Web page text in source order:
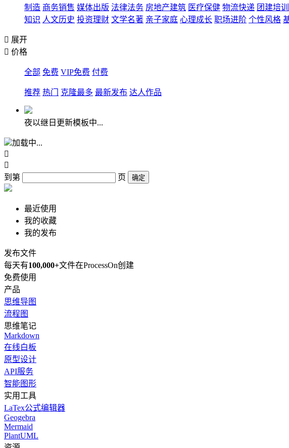
制造 商务销售 媒体出版 法律法务 房地产建筑 医疗保健 物流快递 团建培训
知识 人文历史 投资理财 文学名著 亲子家庭 心理成长 职场进阶 个性风格
 展开
 价格
全部 免费 VIP免费 付费
推荐 热门 克隆最多 最新发布 达人作品
夜以继日更新模板中...
加载中...


到第
页 确定
最近使用
我的收藏
我的发布
发布文件
每天有100,000+文件在ProcessOn创建
免费使用
产品
思维导图
流程图
思维笔记
Markdown
在线白板
原型设计
API服务
智能图形
实用工具
LaTex公式编辑器
Geogebra
Mermaid
PlantUML